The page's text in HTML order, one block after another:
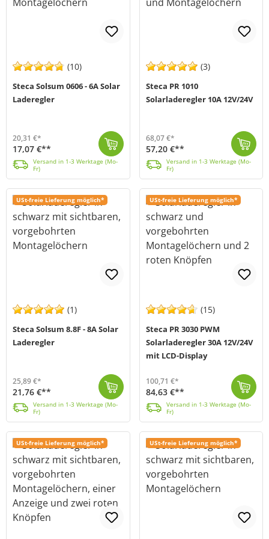
(10)
Steca Solsum 0606 - 6A Solar
Laderegler
20,31 €*
17,07 €**
Versand in 1-3 Werktage (Mo-
Fr)
(3)
Steca PR 1010
Solarladeregler 10A 12V/24V
68,07 €*
57,20 €**
Versand in 1-3 Werktage (Mo-
Fr)
USt-freie Lieferung möglich*
(1)
Steca Solsum 8.8F - 8A Solar
Laderegler
25,89 €*
21,76 €**
Versand in 1-3 Werktage (Mo-
Fr)
USt-freie Lieferung möglich*
(15)
Steca PR 3030 PWM
Solarladeregler 30A 12V/24V
mit LCD-Display
100,71 €*
84,63 €**
Versand in 1-3 Werktage (Mo-
Fr)
USt-freie Lieferung möglich* USt-freie Lieferung möglich*